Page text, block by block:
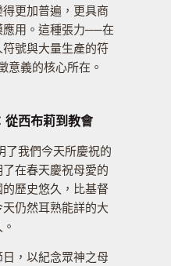
更加普遍，更具商
應用。這種張力──在
號與大量生產的符
義的核心所在。
從西布莉到教會
了我們今天所慶祝的
在春天慶祝母愛的
歷史悠久，比基督
仍然耳熟能詳的大
，以紀念眾神之母